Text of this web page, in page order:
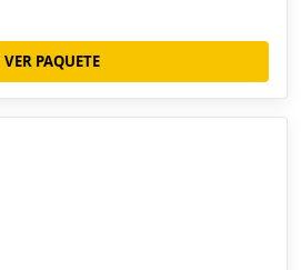
VER PAQUETE